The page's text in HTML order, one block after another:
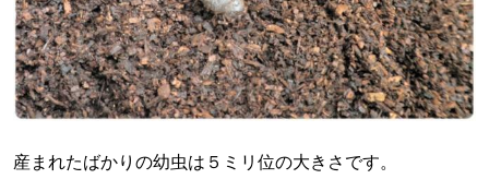
産まれたばかりの幼虫は５ミリ位の大きさです。